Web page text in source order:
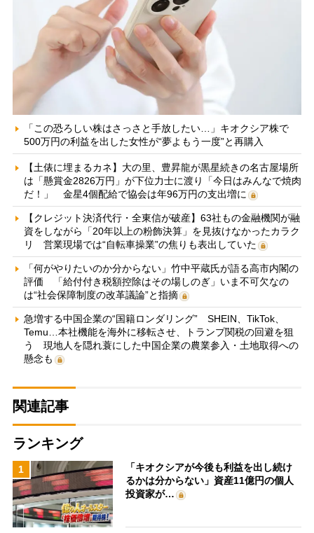
「この恐ろしい株はさっさと手放したい…」キオクシア株で
500万円の利益を出した女性が“夢よもう一度”と再購入
【土俵に埋まるカネ】大の里、豊昇龍が黒星続きの名古屋場所
は「懸賞金2826万円」が下位力士に渡り「今日はみんなで焼肉
だ！」 金星4個配給で協会は年96万円の支出増に
【クレジット決済代行・全東信が破産】63社もの金融機関が融
資をしながら「20年以上の粉飾決算」を見抜けなかったカラク
リ 営業現場では“自転車操業”の焦りも表出していた
「何がやりたいのか分からない」竹中平蔵氏が語る高市内閣の
評価 「給付付き税額控除はその場しのぎ」いま不可欠なの
は“社会保障制度の改革議論”と指摘
急増する中国企業の“国籍ロンダリング” SHEIN、TikTok、
Temu…本社機能を海外に移転させ、トランプ関税の回避を狙
う 現地人を隠れ蓑にした中国企業の農業参入・土地取得への
懸念も
関連記事
ランキング
1
「キオクシアが今後も利益を出し続け
るかは分からない」資産11億円の個人
投資家が…